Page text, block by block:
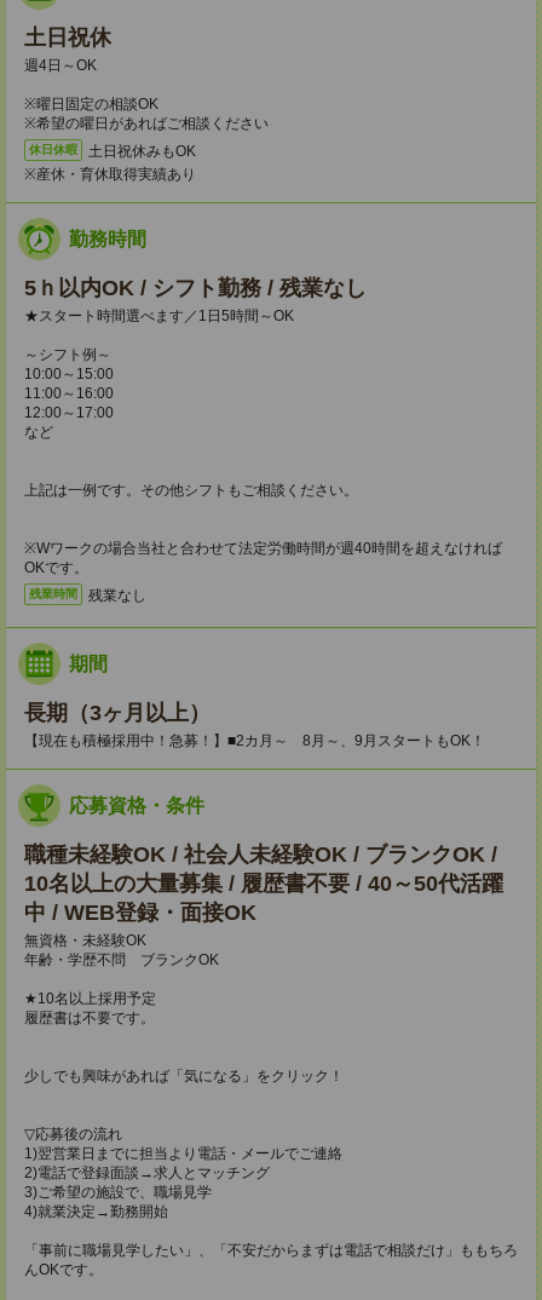
土日祝休
週4日～OK
※曜日固定の相談OK
※希望の曜日があればご相談ください
休日休暇
土日祝休みもOK
※産休・育休取得実績あり
勤務時間
5ｈ以内OK / シフト勤務 / 残業なし
★スタート時間選べます／1日5時間～OK
～シフト例～
10:00～15:00
11:00～16:00
12:00～17:00
など
上記は一例です。その他シフトもご相談ください。
※Wワークの場合当社と合わせて法定労働時間が週40時間を超えなければ
OKです。
残業時間 残業なし
期間
長期（3ヶ月以上）
【現在も積極採用中！急募！】■2カ月～ 8月～、9月スタートもOK！
応募資格・条件
職種未経験OK / 社会人未経験OK / ブランクOK /
10名以上の大量募集 / 履歴書不要 / 40～50代活躍
中 / WEB登録・面接OK
無資格・未経験OK
年齢・学歴不問 ブランクOK
★10名以上採用予定
履歴書は不要です。
少しでも興味があれば「気になる」をクリック！
▽応募後の流れ
1)翌営業日までに担当より電話・メールでご連絡
2)電話で登録面談→求人とマッチング
3)ご希望の施設で、職場見学
4)就業決定→勤務開始
「事前に職場見学したい」、「不安だからまずは電話で相談だけ」ももちろ
んOKです。